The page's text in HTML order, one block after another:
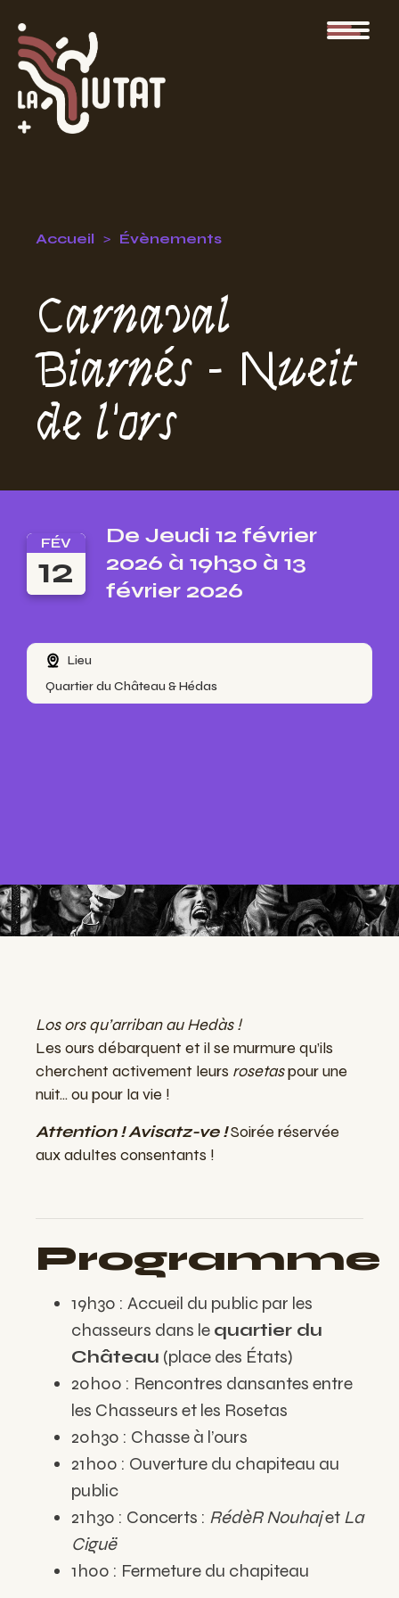
Accueil Évènements
Carnaval
Biarnés - Nueit
de l'ors
FÉV
12
De Jeudi 12 février
2026 à 19h30 à 13
février 2026
Lieu
Quartier du Château & Hédas
Los ors qu’arriban au Hedàs !
Les ours débarquent et il se murmure qu’ils
cherchent activement leurs rosetaspour une
nuit... ou pour la vie !
Attention ! Avisatz-ve !Soirée réservée
aux adultes consentants !
Programme
19h30 : Accueil du public par les
chasseurs dans le quartier du
Château (place des États)
20h00 : Rencontres dansantes entre
les Chasseurs et les Rosetas
20h30 : Chasse à l’ours
21h00 : Ouverture du chapiteau au
public
21h30 : Concerts : RédèR Nouhajet La
Ciguë
1h00 : Fermeture du chapiteau